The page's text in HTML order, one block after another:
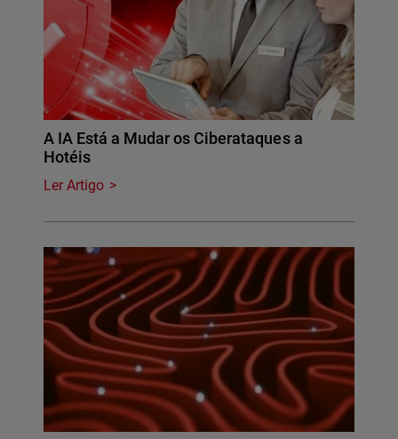
A IA Está a Mudar os Ciberataques a
Hotéis
Ler Artigo